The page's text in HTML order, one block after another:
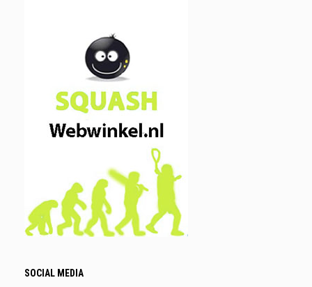
SOCIAL MEDIA